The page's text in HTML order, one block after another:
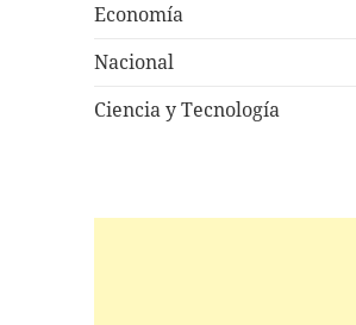
Economía
Nacional
Ciencia y Tecnología